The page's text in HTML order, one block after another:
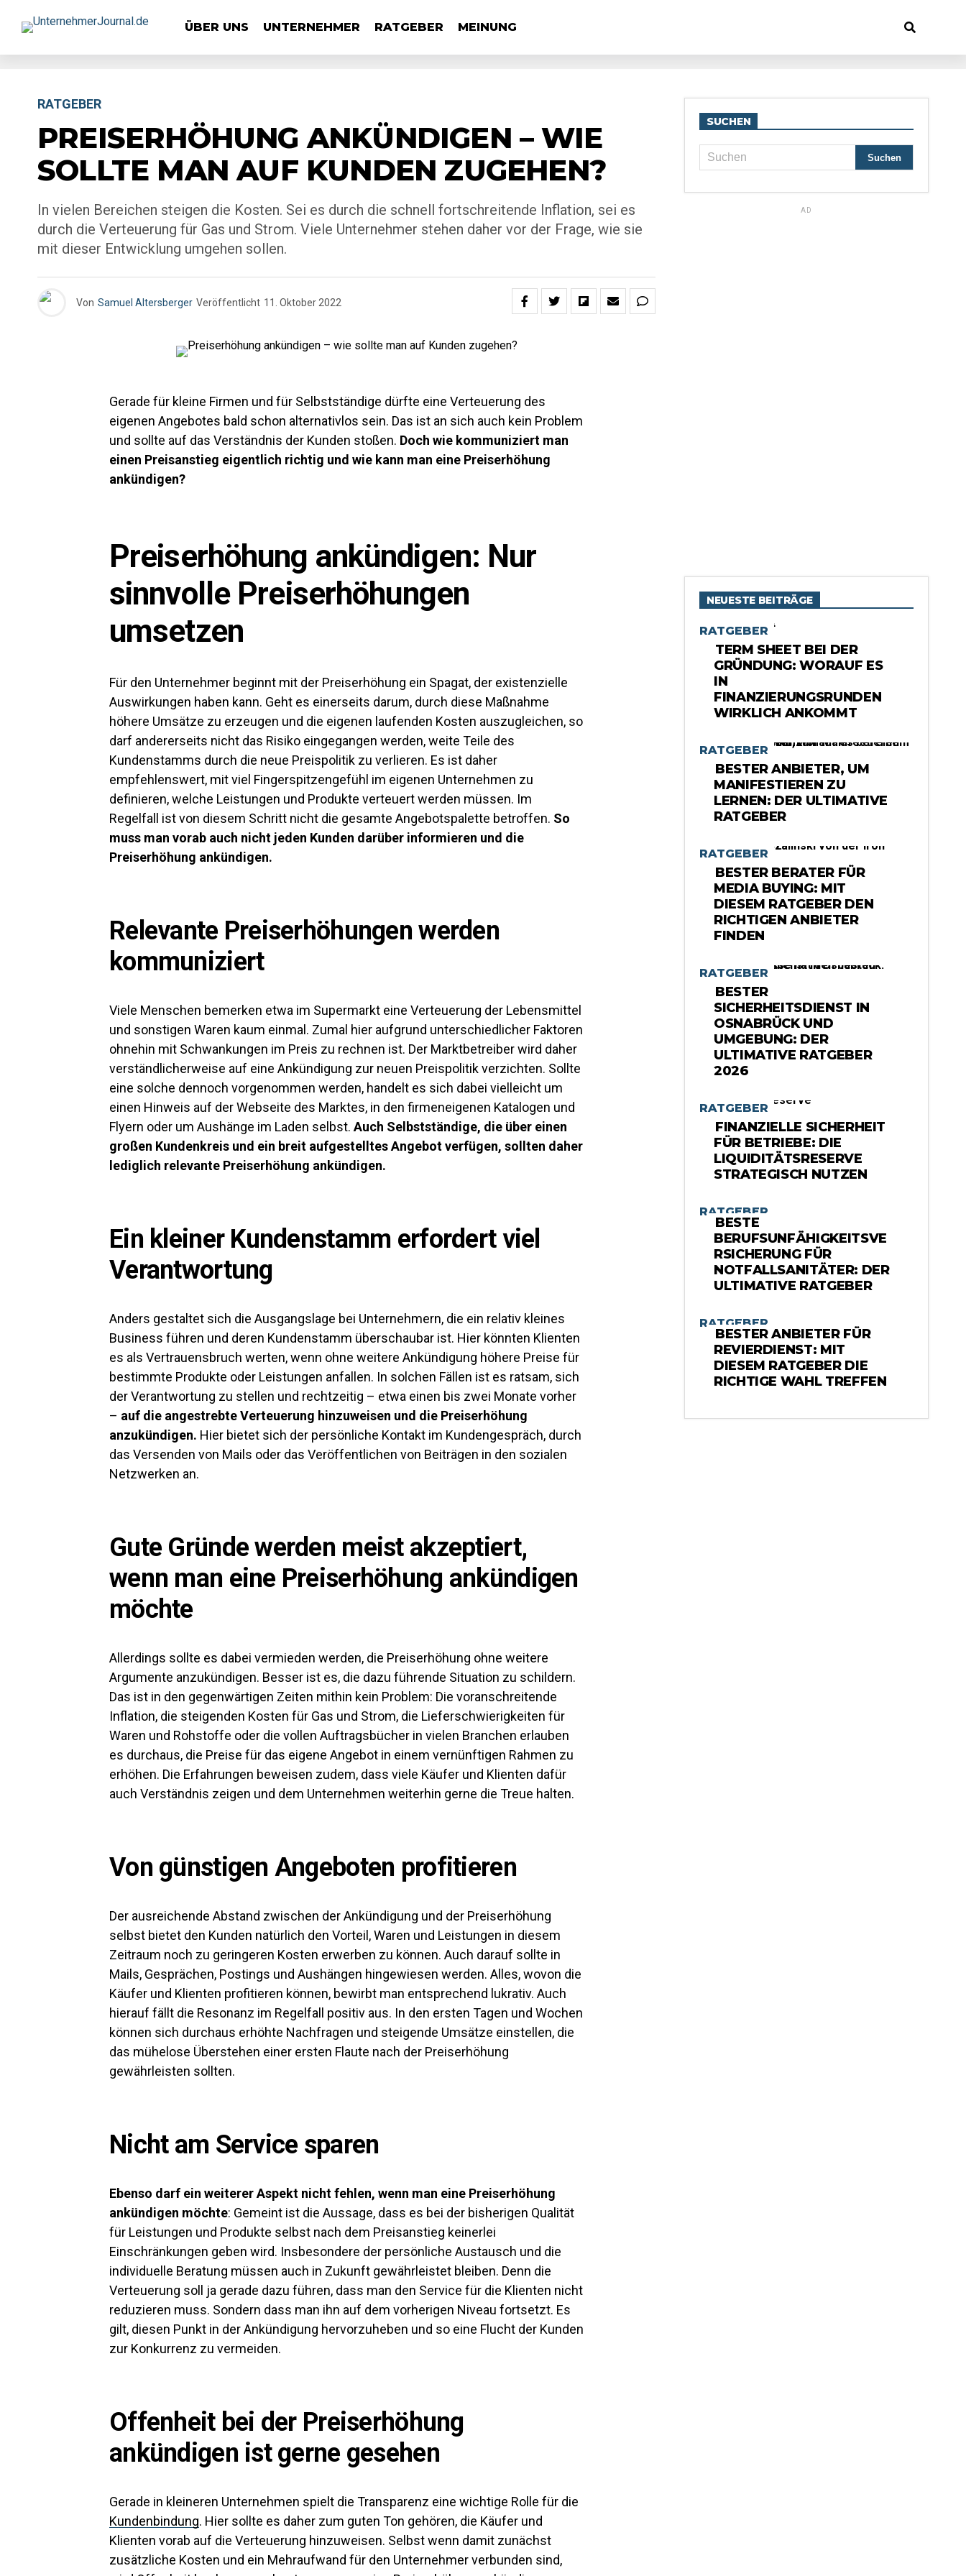
ÜBER UNS UNTERNEHMER RATGEBER MEINUNG
RATGEBER
PREISERHÖHUNG ANKÜNDIGEN – WIE
SOLLTE MAN AUF KUNDEN ZUGEHEN?
In vielen Bereichen steigen die Kosten. Sei es durch die schnell fortschreitende Inflation, sei es
durch die Verteuerung für Gas und Strom. Viele Unternehmer stehen daher vor der Frage, wie sie
mit dieser Entwicklung umgehen sollen.
Von Samuel Altersberger Veröffentlicht 11. Oktober 2022
Gerade für kleine Firmen und für Selbstständige dürfte eine Verteuerung des
eigenen Angebotes bald schon alternativlos sein. Das ist an sich auch kein Problem
und sollte auf das Verständnis der Kunden stoßen. Doch wie kommuniziert man
einen Preisanstieg eigentlich richtig und wie kann man eine Preiserhöhung
ankündigen?
Preiserhöhung ankündigen: Nur
sinnvolle Preiserhöhungen
umsetzen
Für den Unternehmer beginnt mit der Preiserhöhung ein Spagat, der existenzielle
Auswirkungen haben kann. Geht es einerseits darum, durch diese Maßnahme
höhere Umsätze zu erzeugen und die eigenen laufenden Kosten auszugleichen, so
darf andererseits nicht das Risiko eingegangen werden, weite Teile des
Kundenstamms durch die neue Preispolitik zu verlieren. Es ist daher
empfehlenswert, mit viel Fingerspitzengefühl im eigenen Unternehmen zu
definieren, welche Leistungen und Produkte verteuert werden müssen. Im
Regelfall ist von diesem Schritt nicht die gesamte Angebotspalette betroffen. So
muss man vorab auch nicht jeden Kunden darüber informieren und die
Preiserhöhung ankündigen.
Relevante Preiserhöhungen werden
kommuniziert
Viele Menschen bemerken etwa im Supermarkt eine Verteuerung der Lebensmittel
und sonstigen Waren kaum einmal. Zumal hier aufgrund unterschiedlicher Faktoren
ohnehin mit Schwankungen im Preis zu rechnen ist. Der Marktbetreiber wird daher
verständlicherweise auf eine Ankündigung zur neuen Preispolitik verzichten. Sollte
eine solche dennoch vorgenommen werden, handelt es sich dabei vielleicht um
einen Hinweis auf der Webseite des Marktes, in den firmeneigenen Katalogen und
Flyern oder um Aushänge im Laden selbst. Auch Selbstständige, die über einen
großen Kundenkreis und ein breit aufgestelltes Angebot verfügen, sollten daher
lediglich relevante Preiserhöhung ankündigen.
Ein kleiner Kundenstamm erfordert viel
Verantwortung
Anders gestaltet sich die Ausgangslage bei Unternehmern, die ein relativ kleines
Business führen und deren Kundenstamm überschaubar ist. Hier könnten Klienten
es als Vertrauensbruch werten, wenn ohne weitere Ankündigung höhere Preise für
bestimmte Produkte oder Leistungen anfallen. In solchen Fällen ist es ratsam, sich
der Verantwortung zu stellen und rechtzeitig – etwa einen bis zwei Monate vorher
– auf die angestrebte Verteuerung hinzuweisen und die Preiserhöhung
anzukündigen. Hier bietet sich der persönliche Kontakt im Kundengespräch, durch
das Versenden von Mails oder das Veröffentlichen von Beiträgen in den sozialen
Netzwerken an.
Gute Gründe werden meist akzeptiert,
wenn man eine Preiserhöhung ankündigen
möchte
Allerdings sollte es dabei vermieden werden, die Preiserhöhung ohne weitere
Argumente anzukündigen. Besser ist es, die dazu führende Situation zu schildern.
Das ist in den gegenwärtigen Zeiten mithin kein Problem: Die voranschreitende
Inflation, die steigenden Kosten für Gas und Strom, die Lieferschwierigkeiten für
Waren und Rohstoffe oder die vollen Auftragsbücher in vielen Branchen erlauben
es durchaus, die Preise für das eigene Angebot in einem vernünftigen Rahmen zu
erhöhen. Die Erfahrungen beweisen zudem, dass viele Käufer und Klienten dafür
auch Verständnis zeigen und dem Unternehmen weiterhin gerne die Treue halten.
Von günstigen Angeboten profitieren
Der ausreichende Abstand zwischen der Ankündigung und der Preiserhöhung
selbst bietet den Kunden natürlich den Vorteil, Waren und Leistungen in diesem
Zeitraum noch zu geringeren Kosten erwerben zu können. Auch darauf sollte in
Mails, Gesprächen, Postings und Aushängen hingewiesen werden. Alles, wovon die
Käufer und Klienten profitieren können, bewirbt man entsprechend lukrativ. Auch
hierauf fällt die Resonanz im Regelfall positiv aus. In den ersten Tagen und Wochen
können sich durchaus erhöhte Nachfragen und steigende Umsätze einstellen, die
das mühelose Überstehen einer ersten Flaute nach der Preiserhöhung
gewährleisten sollten.
Nicht am Service sparen
Ebenso darf ein weiterer Aspekt nicht fehlen, wenn man eine Preiserhöhung
ankündigen möchte: Gemeint ist die Aussage, dass es bei der bisherigen Qualität
für Leistungen und Produkte selbst nach dem Preisanstieg keinerlei
Einschränkungen geben wird. Insbesondere der persönliche Austausch und die
individuelle Beratung müssen auch in Zukunft gewährleistet bleiben. Denn die
Verteuerung soll ja gerade dazu führen, dass man den Service für die Klienten nicht
reduzieren muss. Sondern dass man ihn auf dem vorherigen Niveau fortsetzt. Es
gilt, diesen Punkt in der Ankündigung hervorzuheben und so eine Flucht der Kunden
zur Konkurrenz zu vermeiden.
Offenheit bei der Preiserhöhung
ankündigen ist gerne gesehen
Gerade in kleineren Unternehmen spielt die Transparenz eine wichtige Rolle für die
Kundenbindung. Hier sollte es daher zum guten Ton gehören, die Käufer und
Klienten vorab auf die Verteuerung hinzuweisen. Selbst wenn damit zunächst
zusätzliche Kosten und ein Mehraufwand für den Unternehmer verbunden sind,
SUCHEN
AD
NEUESTE BEITRÄGE
RATGEBER
TERM SHEET BEI DER
GRÜNDUNG: WORAUF ES
IN
FINANZIERUNGSRUNDEN
WIRKLICH ANKOMMT
RATGEBER
BESTER ANBIETER, UM
MANIFESTIEREN ZU
LERNEN: DER ULTIMATIVE
RATGEBER
RATGEBER
BESTER BERATER FÜR
MEDIA BUYING: MIT
DIESEM RATGEBER DEN
RICHTIGEN ANBIETER
FINDEN
RATGEBER
BESTER
SICHERHEITSDIENST IN
OSNABRÜCK UND
UMGEBUNG: DER
ULTIMATIVE RATGEBER
2026
RATGEBER
FINANZIELLE SICHERHEIT
FÜR BETRIEBE: DIE
LIQUIDITÄTSRESERVE
STRATEGISCH NUTZEN
RATGEBER
BESTE
BERUFSUNFÄHIGKEITSVE
RSICHERUNG FÜR
NOTFALLSANITÄTER: DER
ULTIMATIVE RATGEBER
RATGEBER
BESTER ANBIETER FÜR
REVIERDIENST: MIT
DIESEM RATGEBER DIE
RICHTIGE WAHL TREFFEN